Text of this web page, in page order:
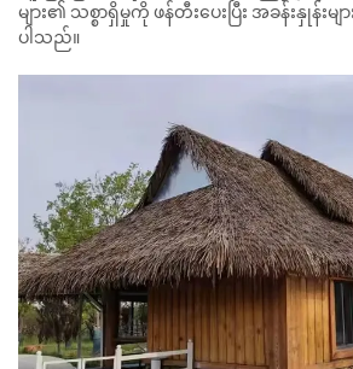
များ၏ သစ္စာရှိမှုကို ဖန်တီးပေးပြီး အခန်းနှုန်းမ
ပါသည်။